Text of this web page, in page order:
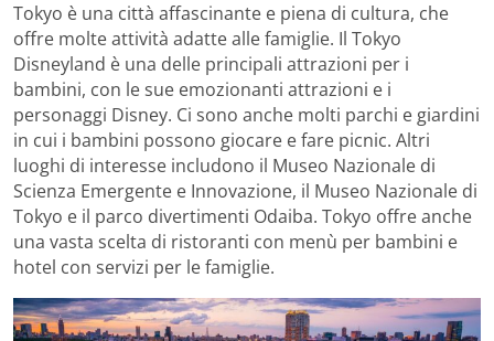
Tokyo è una città affascinante e piena di cultura, che
offre molte attività adatte alle famiglie. Il Tokyo
Disneyland è una delle principali attrazioni per i
bambini, con le sue emozionanti attrazioni e i
personaggi Disney. Ci sono anche molti parchi e giardini
in cui i bambini possono giocare e fare picnic. Altri
luoghi di interesse includono il Museo Nazionale di
Scienza Emergente e Innovazione, il Museo Nazionale di
Tokyo e il parco divertimenti Odaiba. Tokyo offre anche
una vasta scelta di ristoranti con menù per bambini e
hotel con servizi per le famiglie.